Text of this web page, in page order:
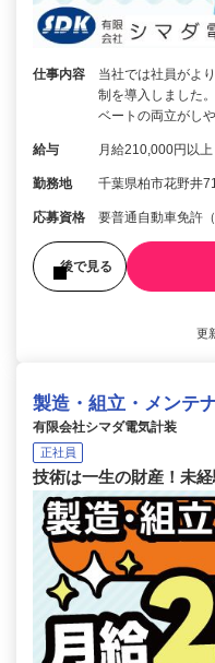
仕事内容
当社では社員がよ
制を導入しました
ベートの両立がし
給与 月給210,000円以上
勤務地 千葉県柏市花野井
応募資格 要普通自動車免許（
後で見る
更
製造・組立・メンテ
有限会社シマダ電気計装
正社員
技術は一生の財産！未